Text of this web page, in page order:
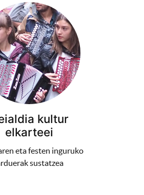
kultur
elkarteei
eta festen inguruko
sustatzea